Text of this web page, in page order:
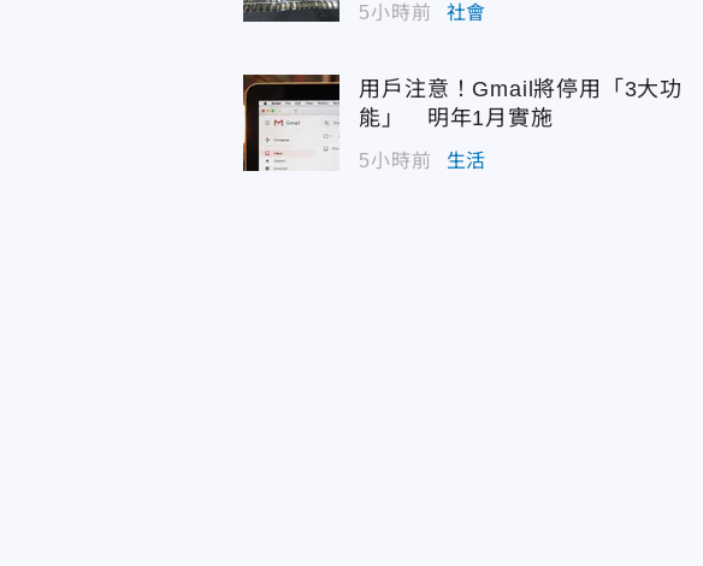
5小時前 社會
用戶注意！Gmail將停用「3大功
能」 明年1月實施
5小時前 生活